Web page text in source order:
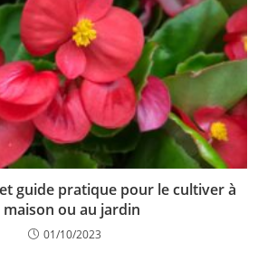
guide pratique pour le cultiver à
maison ou au jardin
01/10/2023